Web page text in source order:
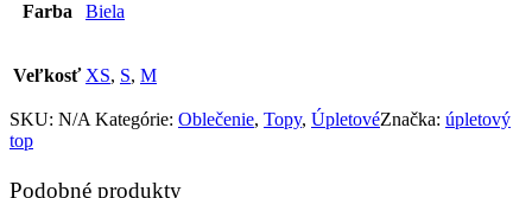
Farba Biela
Veľkosť XS, S, M
SKU: N/A Kategórie: Oblečenie, Topy, ÚpletovéZnačka: úpletový
top
Podobné produkty